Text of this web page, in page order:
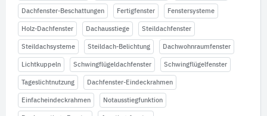
Dachfenster-Beschattungen Fertigfenster Fenstersysteme
Holz-Dachfenster Dachausstiege Steildachfenster
Steildachsysteme Steildach-Belichtung Dachwohnraumfenster
Lichtkuppeln Schwingflügeldachfenster Schwingflügelfenster
Tageslichtnutzung Dachfenster-Eindeckrahmen
Einfacheindeckrahmen Notausstiegfunktion